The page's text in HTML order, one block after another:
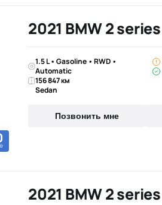
2021 BMW 2 series
1.5 L • Gasoline • RWD •
Automatic
156 847 км
Sedan
Позвонить мне
2021 BMW 2 series